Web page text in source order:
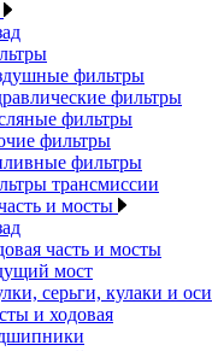
фильтры
фильтры
фильтры
фильтры
фильтры
трансмиссии
и мосты
часть и мосты
мост
серьги, кулаки и оси
и ходовая